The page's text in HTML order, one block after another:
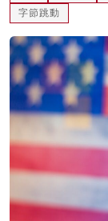
灼見活動
關於我們
字節跳動